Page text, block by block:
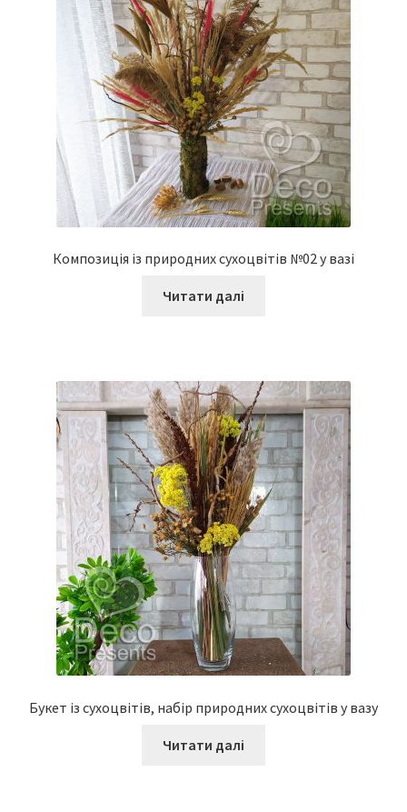
Композиція із природних сухоцвітів №02 у вазі
Читати далі
Букет із сухоцвітів, набір природних сухоцвітів у вазу
Читати далі